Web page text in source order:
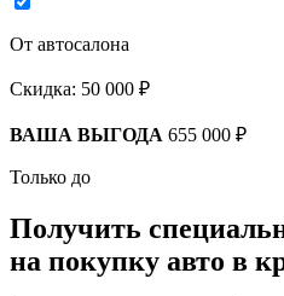
От автосалона
Скидка: 50 000 ₽
ВАША ВЫГОДА 655 000 ₽
Только до
Получить
на покупку авто в